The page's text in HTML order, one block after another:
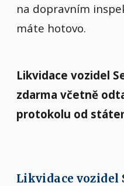
na dopravním
máte hotovo.
Likvidace vozidel
zdarma včetně
protokolu od
Likvidace vozidel